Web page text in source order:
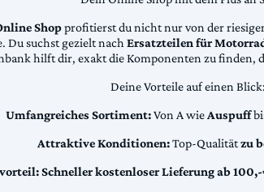
Shopprofitierst du nicht nur von der
Du suchst gezielt nachErsatzteilen für
hilft dir, exakt die Komponenten zu finden,
Deine Vorteile auf einen Blick:
Umfangreiches Sortiment:Von A wieAuspuff
Attraktive Konditionen:Top-Qualitätzu
Schneller kostenloser Lieferung ab